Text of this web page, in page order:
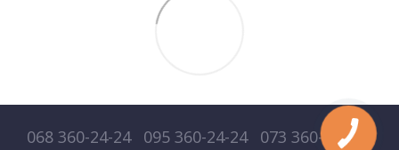
068 360-24-24 095 360-24-24 073 360-24-24